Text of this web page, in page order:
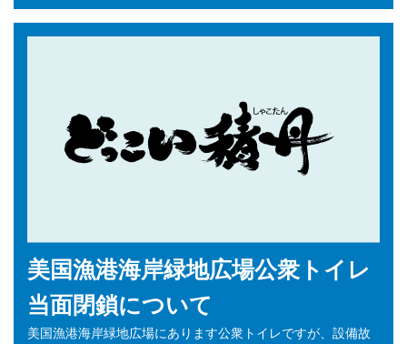
美国漁港海岸緑地広場公衆トイレ
当面閉鎖について
美国漁港海岸緑地広場にあります公衆トイレですが、設備故